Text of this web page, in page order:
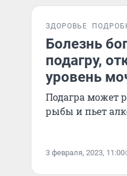
ЗДОРОВЬЕ
Болезнь
подагру,
уровень
Подагра может
рыбы и пьет
3 февраля, 2023, 11:00